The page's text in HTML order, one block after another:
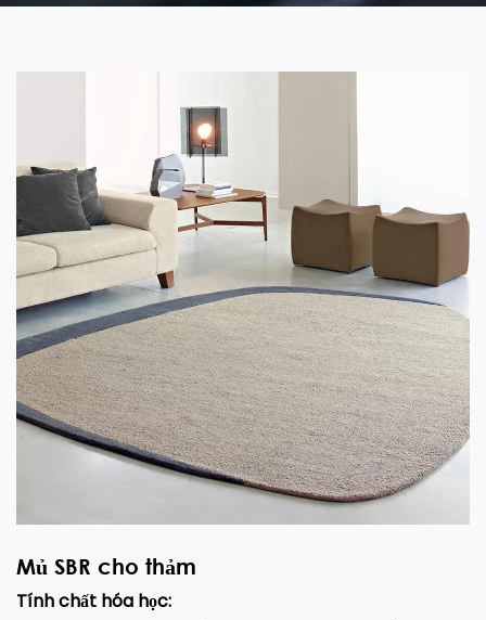
Mủ SBR cho thảm
Tính chất hóa học: